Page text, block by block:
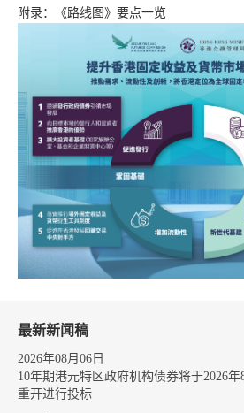
附录：《路线图》要点一览
最新新闻稿
2026年08月06日
10年期港元特区政府机构债券将于2026
重开进行投标